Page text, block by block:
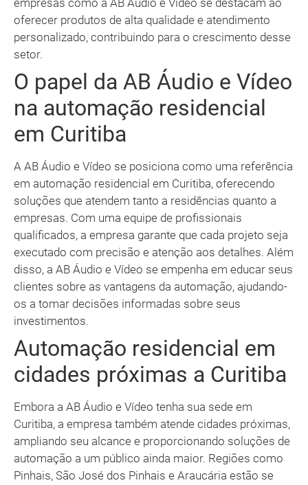
empresas como a AB Áudio e Vídeo se destacam ao
oferecer produtos de alta qualidade e atendimento
personalizado, contribuindo para o crescimento desse
setor.
O papel da AB Áudio e Vídeo
na automação residencial
em Curitiba
A AB Áudio e Vídeo se posiciona como uma referência
em automação residencial em Curitiba, oferecendo
soluções que atendem tanto a residências quanto a
empresas. Com uma equipe de profissionais
qualificados, a empresa garante que cada projeto seja
executado com precisão e atenção aos detalhes. Além
disso, a AB Áudio e Vídeo se empenha em educar seus
clientes sobre as vantagens da automação, ajudando-
os a tomar decisões informadas sobre seus
investimentos.
Automação residencial em
cidades próximas a Curitiba
Embora a AB Áudio e Vídeo tenha sua sede em
Curitiba, a empresa também atende cidades próximas,
ampliando seu alcance e proporcionando soluções de
automação a um público ainda maior. Regiões como
Pinhais, São José dos Pinhais e Araucária estão se